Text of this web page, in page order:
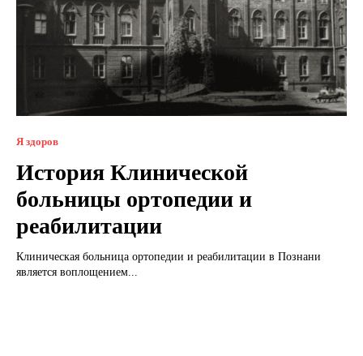
Я здоров
История Клинической
больницы ортопедии и
реабилитации
Клиническая больница ортопедии и реабилитации в Познани
является воплощением...